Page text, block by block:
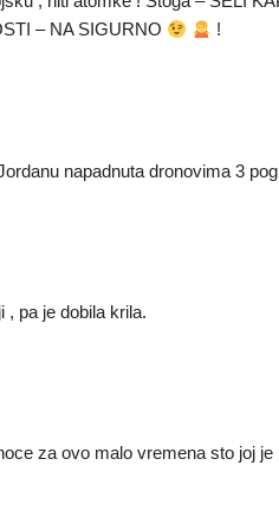
– NA SIGURNO
!
napadnuta dronovima 3
, pa je dobila krila.
za ovo malo vremena sto joj je